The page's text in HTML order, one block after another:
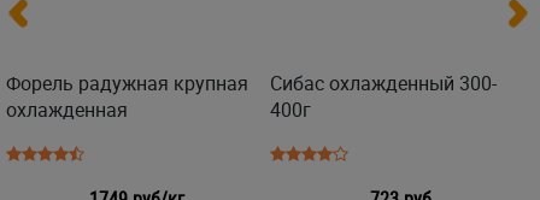
Форель радужная крупная
охлажденная
Сибас охлажденный 300-
400г